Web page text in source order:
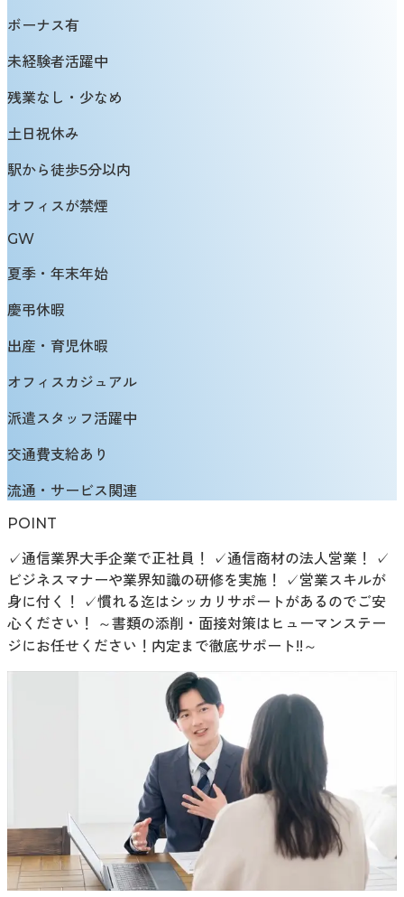
ボーナス有
未経験者活躍中
残業なし・少なめ
土日祝休み
駅から徒歩5分以内
オフィスが禁煙
GW
夏季・年末年始
慶弔休暇
出産・育児休暇
オフィスカジュアル
派遣スタッフ活躍中
交通費支給あり
流通・サービス関連
POINT
✓通信業界大手企業で正社員！ ✓通信商材の法人営業！ ✓
ビジネスマナーや業界知識の研修を実施！ ✓営業スキルが
身に付く！ ✓慣れる迄はシッカリサポートがあるのでご安
心ください！ ～書類の添削・面接対策はヒューマンステー
ジにお任せください！内定まで徹底サポート!!～